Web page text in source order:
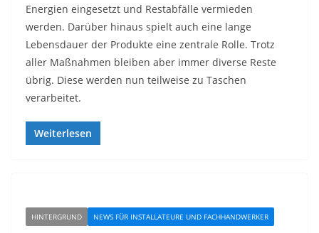
Energien eingesetzt und Restabfälle vermieden
werden. Darüber hinaus spielt auch eine lange
Lebensdauer der Produkte eine zentrale Rolle. Trotz
aller Maßnahmen bleiben aber immer diverse Reste
übrig. Diese werden nun teilweise zu Taschen
verarbeitet.
Weiterlesen
HINTERGRUND NEWS FÜR INSTALLATEURE UND FACHHANDWERKER